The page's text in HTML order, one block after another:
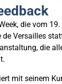
die vom
de Versailles
die
mit seinem